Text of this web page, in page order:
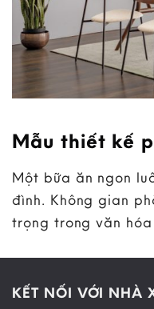
Mẫu thiết kế
Một bữa ăn ngon
đình. Không gian
trọng trong văn
KẾT NỐI VỚI NHÀ